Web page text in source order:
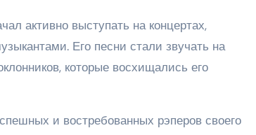
активно выступать на концертах,
Его песни стали звучать на
которые восхищались его
и востребованных рэперов своего